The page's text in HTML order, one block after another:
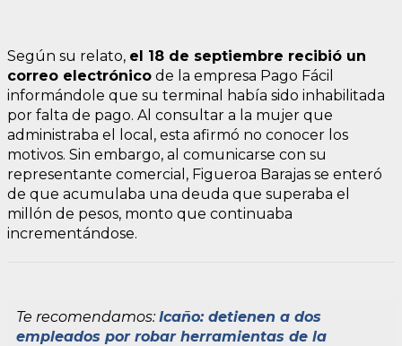
Según su relato, el 18 de septiembre recibió un
correo electrónico de la empresa Pago Fácil
informándole que su terminal había sido inhabilitada
por falta de pago. Al consultar a la mujer que
administraba el local, esta afirmó no conocer los
motivos. Sin embargo, al comunicarse con su
representante comercial, Figueroa Barajas se enteró
de que acumulaba una deuda que superaba el
millón de pesos, monto que continuaba
incrementándose.
Te recomendamos:Icaño: detienen a dos
empleados por robar herramientas de la